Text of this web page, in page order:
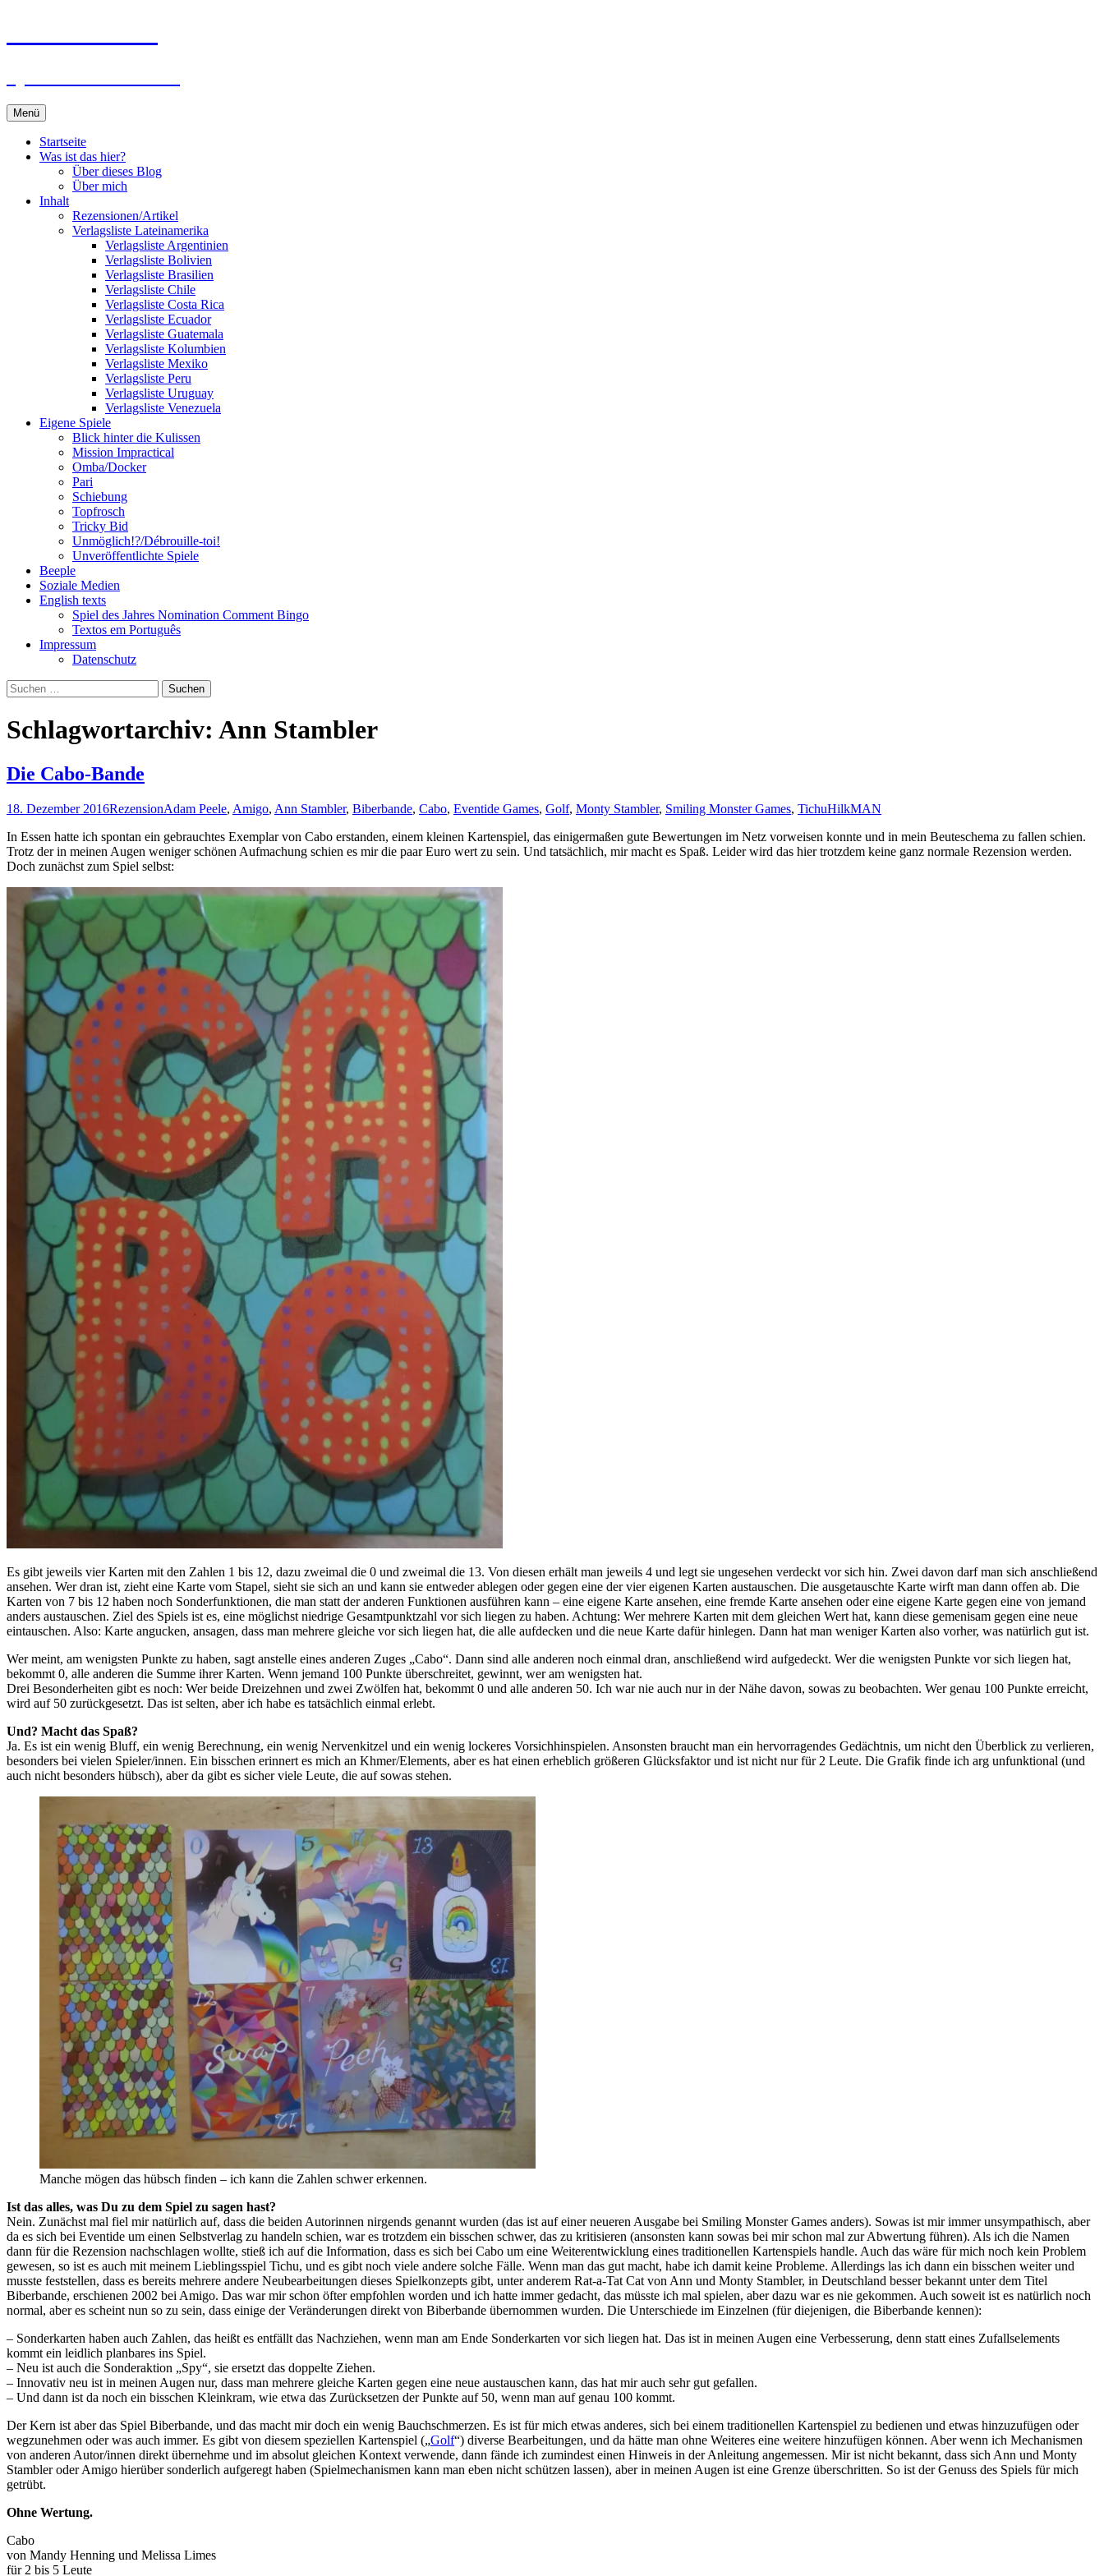
Menü
Startseite
Was ist das hier?
Über dieses Blog
Über mich
Inhalt
Rezensionen/Artikel
Verlagsliste Lateinamerika
Verlagsliste Argentinien
Verlagsliste Bolivien
Verlagsliste Brasilien
Verlagsliste Chile
Verlagsliste Costa Rica
Verlagsliste Ecuador
Verlagsliste Guatemala
Verlagsliste Kolumbien
Verlagsliste Mexiko
Verlagsliste Peru
Verlagsliste Uruguay
Verlagsliste Venezuela
Eigene Spiele
Blick hinter die Kulissen
Mission Impractical
Omba/Docker
Pari
Schiebung
Topfrosch
Tricky Bid
Unmöglich!?/Débrouille-toi!
Unveröffentlichte Spiele
Beeple
Soziale Medien
English texts
Spiel des Jahres Nomination Comment Bingo
Textos em Português
Impressum
Datenschutz
Suchen
nach:
Schlagwortarchiv: Ann Stambler
Die Cabo-Bande
18. Dezember 2016RezensionAdam Peele, Amigo, Ann Stambler, Biberbande, Cabo, Eventide Games, Golf, Monty Stambler, Smiling Monster Games, TichuHilkMAN
In Essen hatte ich spontan ein gebrauchtes Exemplar von Cabo erstanden, einem kleinen Kartenspiel, das einigermaßen gute Bewertungen im Netz vorweisen konnte und in mein Beuteschema zu fallen schien.
Trotz der in meinen Augen weniger schönen Aufmachung schien es mir die paar Euro wert zu sein. Und tatsächlich, mir macht es Spaß. Leider wird das hier trotzdem keine ganz normale Rezension werden.
Doch zunächst zum Spiel selbst:
Es gibt jeweils vier Karten mit den Zahlen 1 bis 12, dazu zweimal die 0 und zweimal die 13. Von diesen erhält man jeweils 4 und legt sie ungesehen verdeckt vor sich hin. Zwei davon darf man sich anschließend
ansehen. Wer dran ist, zieht eine Karte vom Stapel, sieht sie sich an und kann sie entweder ablegen oder gegen eine der vier eigenen Karten austauschen. Die ausgetauschte Karte wirft man dann offen ab. Die
Karten von 7 bis 12 haben noch Sonderfunktionen, die man statt der anderen Funktionen ausführen kann – eine eigene Karte ansehen, eine fremde Karte ansehen oder eine eigene Karte gegen eine von jemand
anders austauschen. Ziel des Spiels ist es, eine möglichst niedrige Gesamtpunktzahl vor sich liegen zu haben. Achtung: Wer mehrere Karten mit dem gleichen Wert hat, kann diese gemenisam gegen eine neue
eintauschen. Also: Karte angucken, ansagen, dass man mehrere gleiche vor sich liegen hat, die alle aufdecken und die neue Karte dafür hinlegen. Dann hat man weniger Karten also vorher, was natürlich gut ist.
Wer meint, am wenigsten Punkte zu haben, sagt anstelle eines anderen Zuges „Cabo“. Dann sind alle anderen noch einmal dran, anschließend wird aufgedeckt. Wer die wenigsten Punkte vor sich liegen hat,
bekommt 0, alle anderen die Summe ihrer Karten. Wenn jemand 100 Punkte überschreitet, gewinnt, wer am wenigsten hat.
Drei Besonderheiten gibt es noch: Wer beide Dreizehnen und zwei Zwölfen hat, bekommt 0 und alle anderen 50. Ich war nie auch nur in der Nähe davon, sowas zu beobachten. Wer genau 100 Punkte erreicht,
wird auf 50 zurückgesetzt. Das ist selten, aber ich habe es tatsächlich einmal erlebt.
Und? Macht das Spaß?
Ja. Es ist ein wenig Bluff, ein wenig Berechnung, ein wenig Nervenkitzel und ein wenig lockeres Vorsichhinspielen. Ansonsten braucht man ein hervorragendes Gedächtnis, um nicht den Überblick zu verlieren,
besonders bei vielen Spieler/innen. Ein bisschen erinnert es mich an Khmer/Elements, aber es hat einen erheblich größeren Glücksfaktor und ist nicht nur für 2 Leute. Die Grafik finde ich arg unfunktional (und
auch nicht besonders hübsch), aber da gibt es sicher viele Leute, die auf sowas stehen.
Manche mögen das hübsch finden – ich kann die Zahlen schwer erkennen.
Ist das alles, was Du zu dem Spiel zu sagen hast?
Nein. Zunächst mal fiel mir natürlich auf, dass die beiden Autorinnen nirgends genannt wurden (das ist auf einer neueren Ausgabe bei Smiling Monster Games anders). Sowas ist mir immer unsympathisch, aber
da es sich bei Eventide um einen Selbstverlag zu handeln schien, war es trotzdem ein bisschen schwer, das zu kritisieren (ansonsten kann sowas bei mir schon mal zur Abwertung führen). Als ich die Namen
dann für die Rezension nachschlagen wollte, stieß ich auf die Information, dass es sich bei Cabo um eine Weiterentwicklung eines traditionellen Kartenspiels handle. Auch das wäre für mich noch kein Problem
gewesen, so ist es auch mit meinem Lieblingsspiel Tichu, und es gibt noch viele andere solche Fälle. Wenn man das gut macht, habe ich damit keine Probleme. Allerdings las ich dann ein bisschen weiter und
musste feststellen, dass es bereits mehrere andere Neubearbeitungen dieses Spielkonzepts gibt, unter anderem Rat-a-Tat Cat von Ann und Monty Stambler, in Deutschland besser bekannt unter dem Titel
Biberbande, erschienen 2002 bei Amigo. Das war mir schon öfter empfohlen worden und ich hatte immer gedacht, das müsste ich mal spielen, aber dazu war es nie gekommen. Auch soweit ist es natürlich noch
normal, aber es scheint nun so zu sein, dass einige der Veränderungen direkt von Biberbande übernommen wurden. Die Unterschiede im Einzelnen (für diejenigen, die Biberbande kennen):
– Sonderkarten haben auch Zahlen, das heißt es entfällt das Nachziehen, wenn man am Ende Sonderkarten vor sich liegen hat. Das ist in meinen Augen eine Verbesserung, denn statt eines Zufallselements
kommt ein leidlich planbares ins Spiel.
– Neu ist auch die Sonderaktion „Spy“, sie ersetzt das doppelte Ziehen.
– Innovativ neu ist in meinen Augen nur, dass man mehrere gleiche Karten gegen eine neue austauschen kann, das hat mir auch sehr gut gefallen.
– Und dann ist da noch ein bisschen Kleinkram, wie etwa das Zurücksetzen der Punkte auf 50, wenn man auf genau 100 kommt.
Der Kern ist aber das Spiel Biberbande, und das macht mir doch ein wenig Bauchschmerzen. Es ist für mich etwas anderes, sich bei einem traditionellen Kartenspiel zu bedienen und etwas hinzuzufügen oder
wegzunehmen oder was auch immer. Es gibt von diesem speziellen Kartenspiel („Golf“) diverse Bearbeitungen, und da hätte man ohne Weiteres eine weitere hinzufügen können. Aber wenn ich Mechanismen
von anderen Autor/innen direkt übernehme und im absolut gleichen Kontext verwende, dann fände ich zumindest einen Hinweis in der Anleitung angemessen. Mir ist nicht bekannt, dass sich Ann und Monty
Stambler oder Amigo hierüber sonderlich aufgeregt haben (Spielmechanismen kann man eben nicht schützen lassen), aber in meinen Augen ist eine Grenze überschritten. So ist der Genuss des Spiels für mich
getrübt.
Ohne Wertung.
Cabo
von Mandy Henning und Melissa Limes
für 2 bis 5 Leute